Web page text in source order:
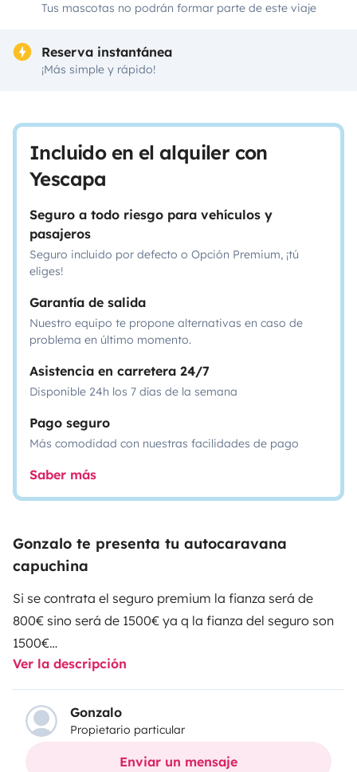
Tus mascotas no podrán formar parte de este viaje
Reserva instantánea
¡Más simple y rápido!
Incluido en el alquiler con
Yescapa
Seguro a todo riesgo para vehículos y
pasajeros
Seguro incluido por defecto o Opción Premium, ¡tú
eliges!
Garantía de salida
Nuestro equipo te propone alternativas en caso de
problema en último momento.
Asistencia en carretera 24/7
Disponible 24h los 7 días de la semana
Pago seguro
Más comodidad con nuestras facilidades de pago
Saber más
Gonzalo te presenta tu autocaravana
capuchina
Si se contrata el seguro premium la fianza será de
800€ sino será de 1500€ ya q la fianza del seguro son
1500€
La autocaravana nunca fue alquilada,siempre disfrute
familiar.Tiene suspensión neumatica que hace que
tenga una conduccion excelente y segura,muy bien
cuidada,portabicis para tres bicis,pudiendo meter
Ver la descripción
Gonzalo
Propietario particular
Enviar un mensaje